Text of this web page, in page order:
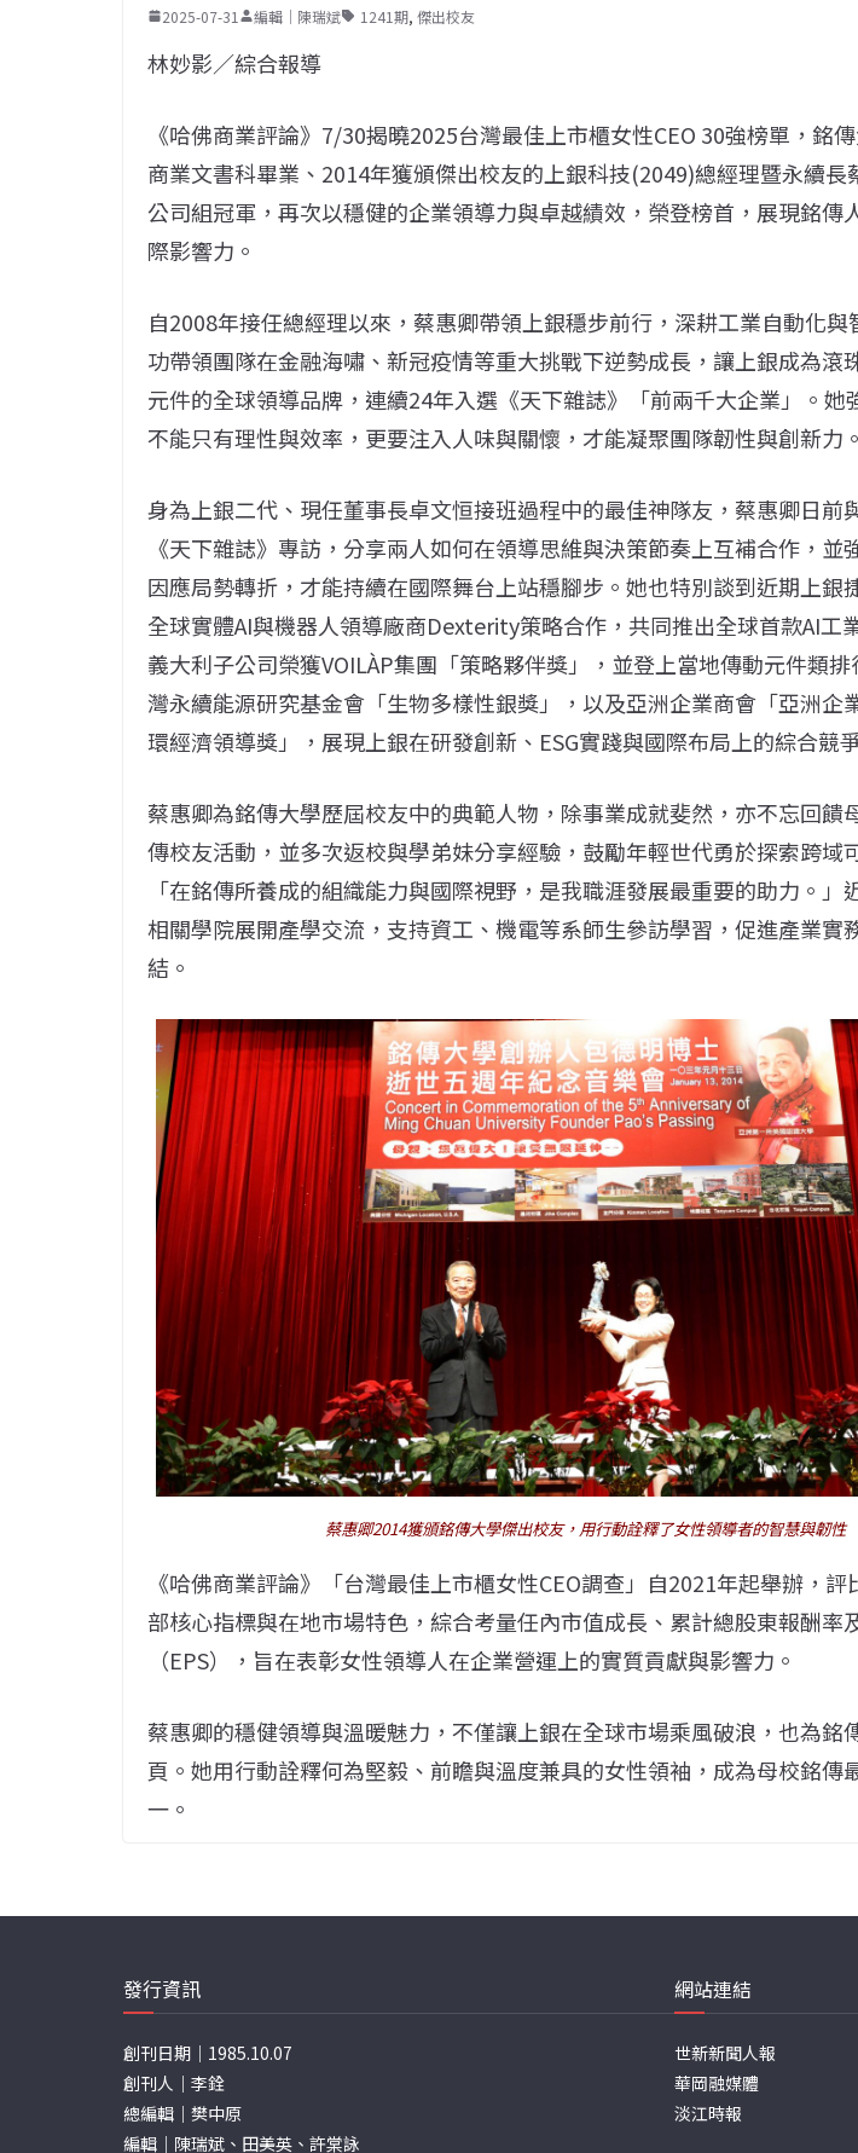
2025-07-31 編輯｜陳瑞斌 1241期, 傑出校友
林妙影／綜合報導
《哈佛商業評論》7/30揭曉2025台灣最佳上市櫃女性CEO 30強榜單，銘
商業文書科畢業、2014年獲頒傑出校友的上銀科技(2049)總經理暨永續長
公司組冠軍，再次以穩健的企業領導力與卓越績效，榮登榜首，展現銘傳
際影響力。
自2008年接任總經理以來，蔡惠卿帶領上銀穩步前行，深耕工業自動化與
功帶領團隊在金融海嘯、新冠疫情等重大挑戰下逆勢成長，讓上銀成為滾
元件的全球領導品牌，連續24年入選《天下雜誌》「前兩千大企業」。她
不能只有理性與效率，更要注入人味與關懷，才能凝聚團隊韌性與創新力。
身為上銀二代、現任董事長卓文恒接班過程中的最佳神隊友，蔡惠卿日前
《天下雜誌》專訪，分享兩人如何在領導思維與決策節奏上互補合作，並
因應局勢轉折，才能持續在國際舞台上站穩腳步。她也特別談到近期上銀
全球實體AI與機器人領導廠商Dexterity策略合作，共同推出全球首款AI工
義大利子公司榮獲VOILÀP集團「策略夥伴獎」，並登上當地傳動元件類
灣永續能源研究基金會「生物多樣性銀獎」，以及亞洲企業商會「亞洲企
環經濟領導獎」，展現上銀在研發創新、ESG實踐與國際布局上的綜合競
蔡惠卿為銘傳大學歷屆校友中的典範人物，除事業成就斐然，亦不忘回饋
傳校友活動，並多次返校與學弟妹分享經驗，鼓勵年輕世代勇於探索跨域
「在銘傳所養成的組織能力與國際視野，是我職涯發展最重要的助力。」
相關學院展開產學交流，支持資工、機電等系師生參訪學習，促進產業實
結。
蔡惠卿2014獲頒銘傳大學傑出校友，用行動詮釋了女性領導者的智慧與韌性
《哈佛商業評論》「台灣最佳上市櫃女性CEO調查」自2021年起舉辦，
部核心指標與在地市場特色，綜合考量任內市值成長、累計總股東報酬率
（EPS），旨在表彰女性領導人在企業營運上的實質貢獻與影響力。
蔡惠卿的穩健領導與溫暖魅力，不僅讓上銀在全球市場乘風破浪，也為銘
頁。她用行動詮釋何為堅毅、前瞻與溫度兼具的女性領袖，成為母校銘傳
一。
發行資訊
創刊日期｜1985.10.07
創刊人｜李銓
總編輯｜樊中原
編輯｜陳瑞斌、田美英、許棠詠
網站連結
世新新聞人報
華岡融媒體
淡江時報